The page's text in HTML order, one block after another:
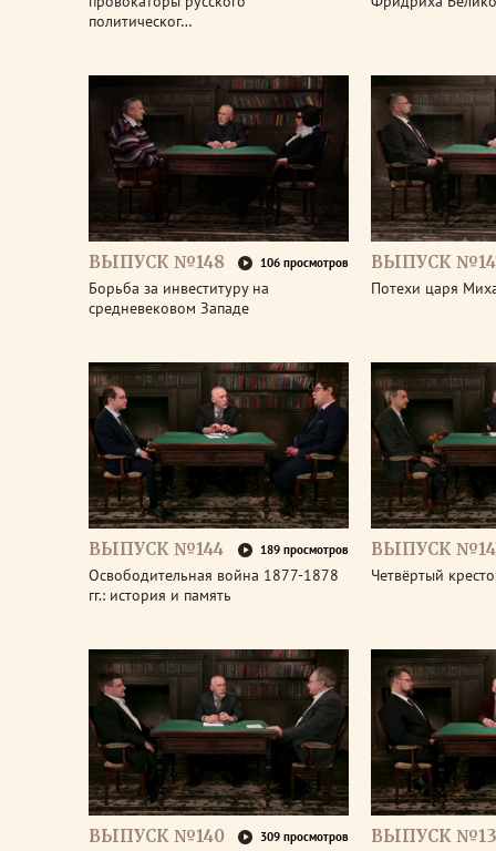
политическог…
ВЫПУСК №148 106 просмотров
Борьба за инвеституру на
средневековом Западе
ВЫПУСК
Потехи царя
ВЫПУСК №144 189 просмотров
Освободительная война 1877-1878
гг.: история и память
ВЫПУСК
Четвёртый
ВЫПУСК №140 309 просмотров ВЫПУСК